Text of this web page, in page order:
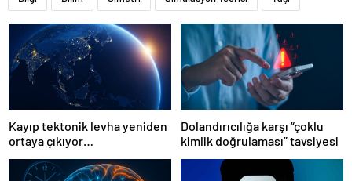
Kayıp tektonik levha yeniden
ortaya çıkıyor…
Dolandırıcılığa karşı “çoklu
kimlik doğrulaması” tavsiyesi